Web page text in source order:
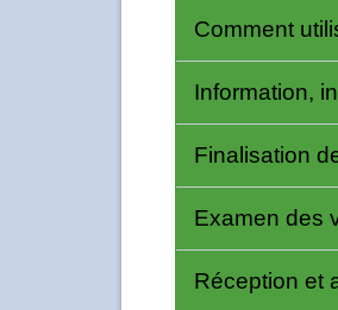
Comment
Information,
Finalisation
Examen des
Réception et